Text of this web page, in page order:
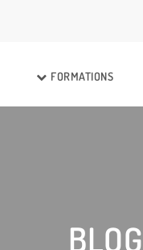
FORMATIONS
BLOG